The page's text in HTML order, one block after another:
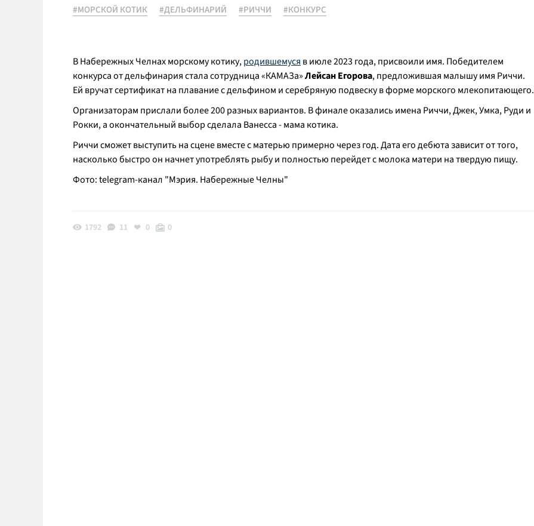
#МОРСКОЙ КОТИК #ДЕЛЬФИНАРИЙ #РИЧЧИ #КОНКУРС
В Набережных Челнах морскому котику,родившемуся в июле 2023 года, присвоили имя. Победителем
конкурса от дельфинария стала сотрудница «КАМАЗа»Лейсан Егорова, предложившая малышу имя Риччи.
Ей вручат сертификат на плавание с дельфином и серебряную подвеску в форме морского млекопитающего.
Организаторам прислали более 200 разных вариантов. В финале оказались имена Риччи, Джек, Умка, Руди и
Рокки, а окончательный выбор сделала Ванесса - мама котика.
Риччи сможет выступить на сцене вместе с матерью примерно через год. Дата его дебюта зависит от того,
насколько быстро он начнет употреблять рыбу и полностью перейдет с молока матери на твердую пищу.
Фото: telegram-канал "Мэрия. Набережные Челны"
1792 11 0 0